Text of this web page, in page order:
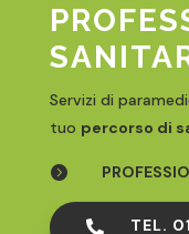
Servizi di
tuo percorso di

 TEL.